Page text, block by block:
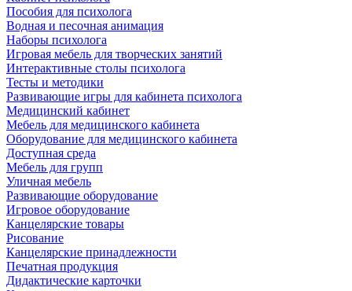
Пособия для психолога
Водная и песочная анимация
Наборы психолога
Игровая мебель для творческих занятий
Интерактивные столы психолога
Тесты и методики
Развивающие игры для кабинета психолога
Медицинский кабинет
Мебель для медицинского кабинета
Оборудование для медицинского кабинета
Доступная среда
Мебель для групп
Уличная мебель
Развивающие оборудование
Игровое оборудование
Канцелярские товары
Рисование
Канцелярские принадлежности
Печатная продукция
Дидактические карточки